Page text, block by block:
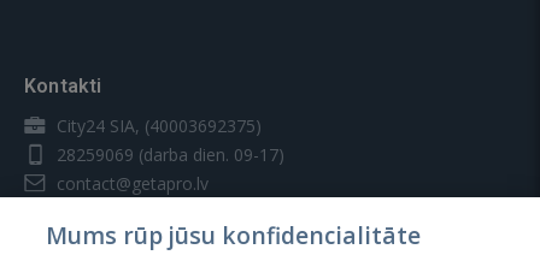
Kontakti
City24 SIA, (40003692375)
28259069 (darba dien. 09-17)
contact@getapro.lv
Mums rūp jūsu konfidencialitāte